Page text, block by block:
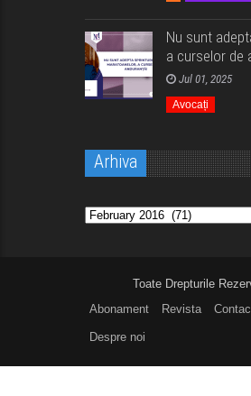
Nu sunt
a curselor de
Jul 01, 2025
Avocați
Arhiva
Arhiva
Toate Drepturile
Abonament
Revista
Despre noi